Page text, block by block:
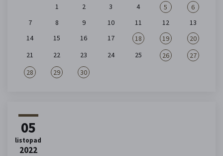
1
2 3 4 5
6
7
8 9 10 11 12
13
14
15 16 17 18 19
20
21
22 23 24 25 26
27
28
29 30
05
listopad
2022